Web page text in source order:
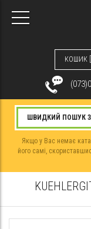
КОШИК
Якщо у Вас немає
його самі,